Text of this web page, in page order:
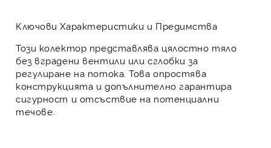
Ключови Характеристики и Предимства
Този колектор представлява цялостно тяло
без вградени вентили или сглобки за
регулиране на потока. Товаопростява
конструкцията и допълнително гарантира
сигурност и отсъствие на потенциални
течове